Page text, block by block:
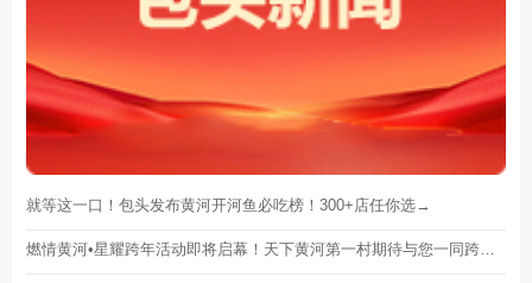
就等这一口！包头发布黄河开河鱼必吃榜！300+店任你选→
燃情黄河•星耀跨年活动即将启幕！天下黄河第一村期待与您一同跨年！